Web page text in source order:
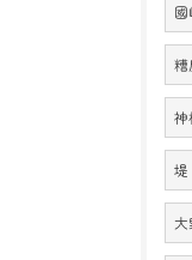
糟
神
堤
大